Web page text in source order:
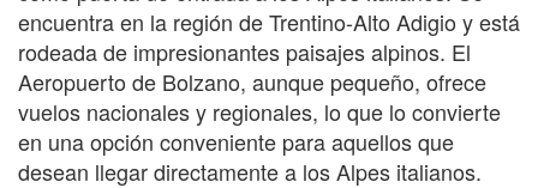
encuentra en la región de Trentino-Alto Adigio y está
rodeada de impresionantes paisajes alpinos. El
Aeropuerto de Bolzano, aunque pequeño, ofrece
vuelos nacionales y regionales, lo que lo convierte
en una opción conveniente para aquellos que
desean llegar directamente a los Alpes italianos.